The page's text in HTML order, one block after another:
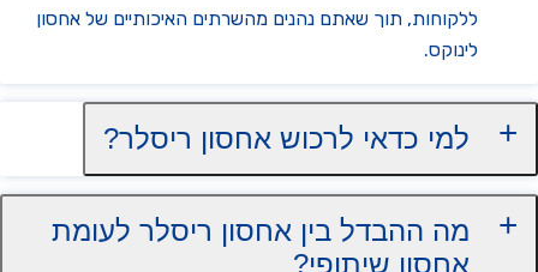
ללקוחות, תוך שאתם נהנים מהשרתים האיכותיים של אחסון
לינוקס.
למי כדאי לרכוש אחסון ריסלר?
מה ההבדל בין אחסון ריסלר לעומת
אחסון שיתופי?